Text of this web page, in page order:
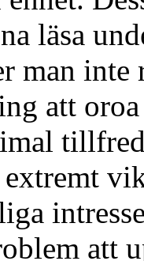
läsa
man inte
att
att